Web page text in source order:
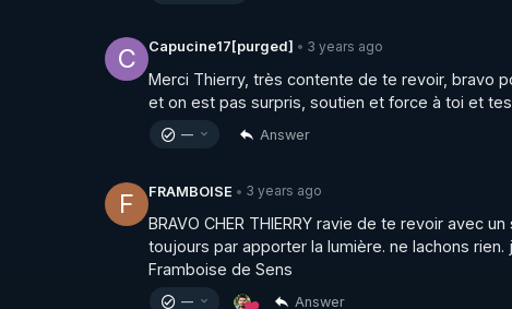
C Capucine17[purged] • 3 years ago
Merci Thierry, très contente de te revoir, bravo
et on est pas surpris, soutien et force à toi et
— Answer
F FRAMBOISE • 3 years ago
BRAVO CHER THIERRY ravie de te revoir avec
toujours par apporter la lumière. ne lachons
Framboise de Sens
— Answer